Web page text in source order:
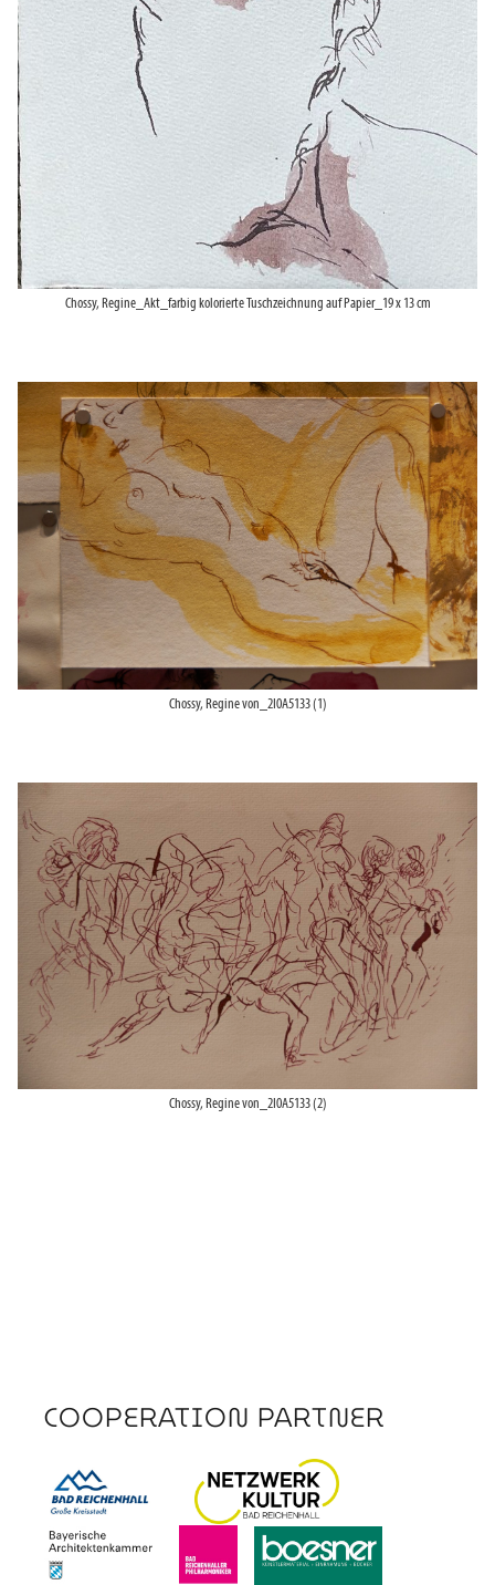
Chossy, Regine_Akt_farbig kolorierte Tuschzeichnung auf Papier_19 x 13 cm
Chossy, Regine von_2I0A5133 (1)
Chossy, Regine von_2I0A5133 (2)
COOPERATION PARTNER